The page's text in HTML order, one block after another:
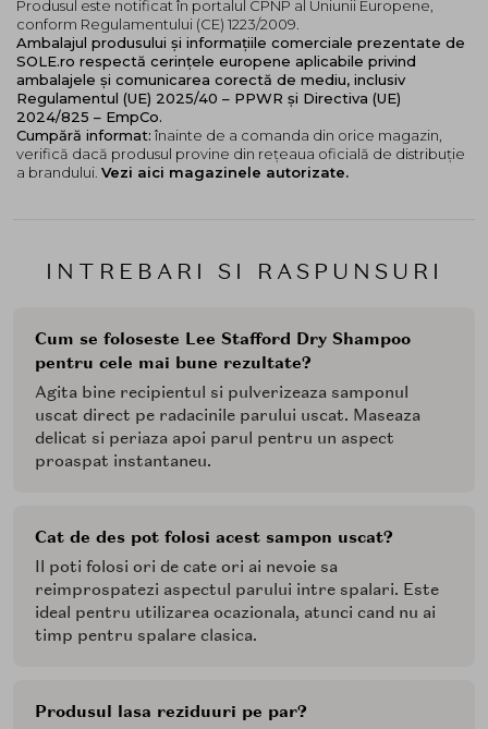
INTREBARI SI RASPUNSURI
Cum se foloseste Lee Stafford Dry Shampoo
pentru cele mai bune rezultate?
Agita bine recipientul si pulverizeaza samponul
uscat direct pe radacinile parului uscat. Maseaza
delicat si periaza apoi parul pentru un aspect
proaspat instantaneu.
Cat de des pot folosi acest sampon uscat?
Il poti folosi ori de cate ori ai nevoie sa
reimprospatezi aspectul parului intre spalari. Este
ideal pentru utilizarea ocazionala, atunci cand nu ai
timp pentru spalare clasica.
Produsul lasa reziduuri pe par?
Produsul este notificat în portalul CPNP al Uniunii Europene,
conform Regulamentului (CE) 1223/2009.
Ambalajul produsului și informațiile comerciale prezentate de
SOLE.ro respectă cerințele europene aplicabile privind
ambalajele și comunicarea corectă de mediu, inclusiv
Regulamentul (UE) 2025/40 – PPWR și Directiva (UE)
2024/825 – EmpCo.
Cumpără informat: înainte de a comanda din orice magazin,
verifică dacă produsul provine din rețeaua oficială de distribuție
a brandului. Vezi aici magazinele autorizate.